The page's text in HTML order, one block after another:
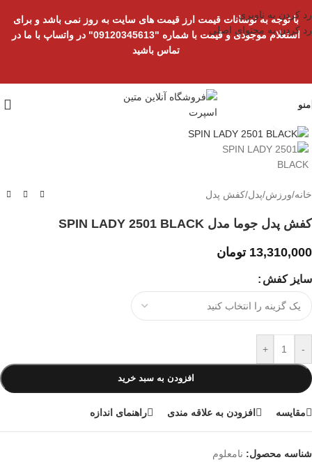
رد کردن به ناوبری
رد کردن به محتوای اصلی
با توجه به نوسانات قیمت ارز قیمت های سایت به روز نمی باشد و برای
استعلام موجودی و قیمت با شماره "09120345613" در واتساپ با ما در
تماس باشید
منو
بزرگنمایی تصویر
خانه/ورزش/پدل/کفش پدل
کفش پدل جوما مدل SPIN LADY 2501 BLACK
13,310,000 تومان
سایز کفش
-
+
افزودن به سبد خرید
مقایسه افزودن به علاقه مندی راهنمای اندازه
شناسه محصول: نامعلوم